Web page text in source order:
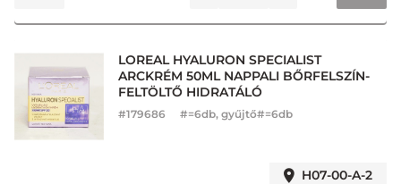
LOREAL HYALURON SPECIALIST
ARCKRÉM 50ML NAPPALI BŐRFELSZÍN-
FELTÖLTŐ HIDRATÁLÓ
#179686 #=6db, gyűjtő#=6db
H07-00-A-2